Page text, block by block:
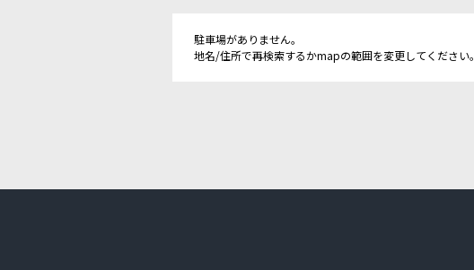
駐車場がありません。
地名/住所で再検索するかmapの範囲を変更してください。